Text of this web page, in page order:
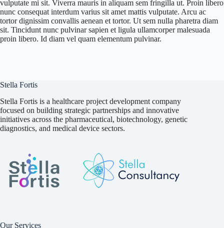
vulputate mi sit. Viverra mauris in aliquam sem fringilla ut. Proin libero
nunc consequat interdum varius sit amet mattis vulputate. Arcu ac
tortor dignissim convallis aenean et tortor. Ut sem nulla pharetra diam
sit. Tincidunt nunc pulvinar sapien et ligula ullamcorper malesuada
proin libero. Id diam vel quam elementum pulvinar.
Stella Fortis
Stella Fortis is a healthcare project development company
focused on building strategic partnerships and innovative
initiatives across the pharmaceutical, biotechnology, genetic
diagnostics, and medical device sectors.
Our Services